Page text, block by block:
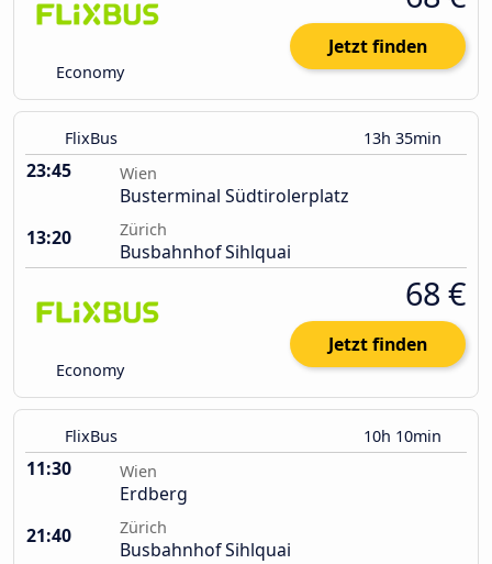
Economy
Jetzt finden
FlixBus 13h 35min
23:45 Wien
Busterminal Südtirolerplatz
13:20
Zürich
Busbahnhof Sihlquai
Economy
68 €
Jetzt finden
FlixBus 10h 10min
11:30 Wien
Erdberg
21:40
Zürich
Busbahnhof Sihlquai